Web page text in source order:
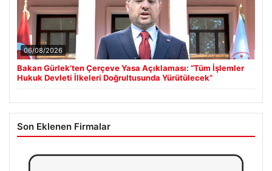
06/08/2026
Bakan Gürlek’ten Çerçeve Yasa Açıklaması: “Tüm İşlemler
Hukuk Devleti İlkeleri Doğrultusunda Yürütülecek”
Son Eklenen Firmalar